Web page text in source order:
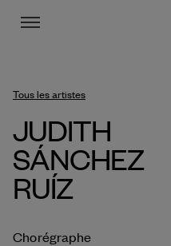
Menu
Tous les artistes
JUDITH
SÁNCHEZ
RUÍZ
Chorégraphe